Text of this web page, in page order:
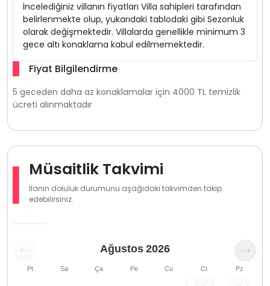
İncelediğiniz villanın fiyatları Villa sahipleri tarafından
belirlenmekte olup, yukarıdaki tablodaki gibi Sezonluk
olarak değişmektedir. Villalarda genellikle minimum 3
gece altı konaklama kabul edilmemektedir.
Fiyat Bilgilendirme
5 geceden daha az konaklamalar için 4000 TL temizlik
ücreti alınmaktadır
Müsaitlik Takvimi
İlanın doluluk durumunu aşağıdaki takvimden takip
edebilirsiniz.
Ağustos 2026
Pt Sa Ça Pe Cu Ct Pz